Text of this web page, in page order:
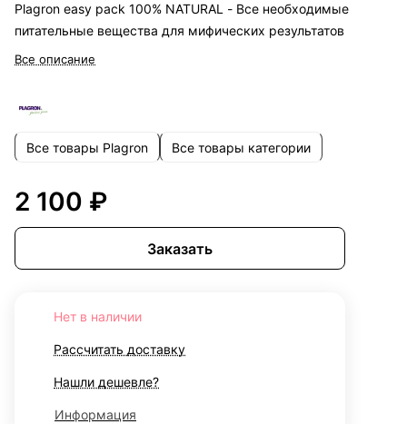
Plagron easy pack 100% NATURAL - Все необходимые
питательные вещества для мифических результатов
Все описание
Все товары Plagron Все товары категории
2 100 ₽
Заказать
Нет в наличии
Рассчитать доставку
Нашли дешевле?
Информация